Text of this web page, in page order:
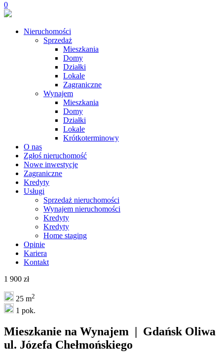
0
Nieruchomości
Sprzedaż
Mieszkania
Domy
Działki
Lokale
Zagraniczne
Wynajem
Mieszkania
Domy
Działki
Lokale
Krótkoterminowy
O nas
Zgłoś nieruchomość
Nowe inwestycje
Zagraniczne
Kredyty
Usługi
Sprzedaż nieruchomości
Wynajem nieruchomości
Kredyty
Kredyty
Home staging
Opinie
Kariera
Kontakt
1 900 zł
25 m2
1 pok.
Mieszkanie na Wynajem | Gdańsk Oliwa
ul. Józefa Chełmońskiego